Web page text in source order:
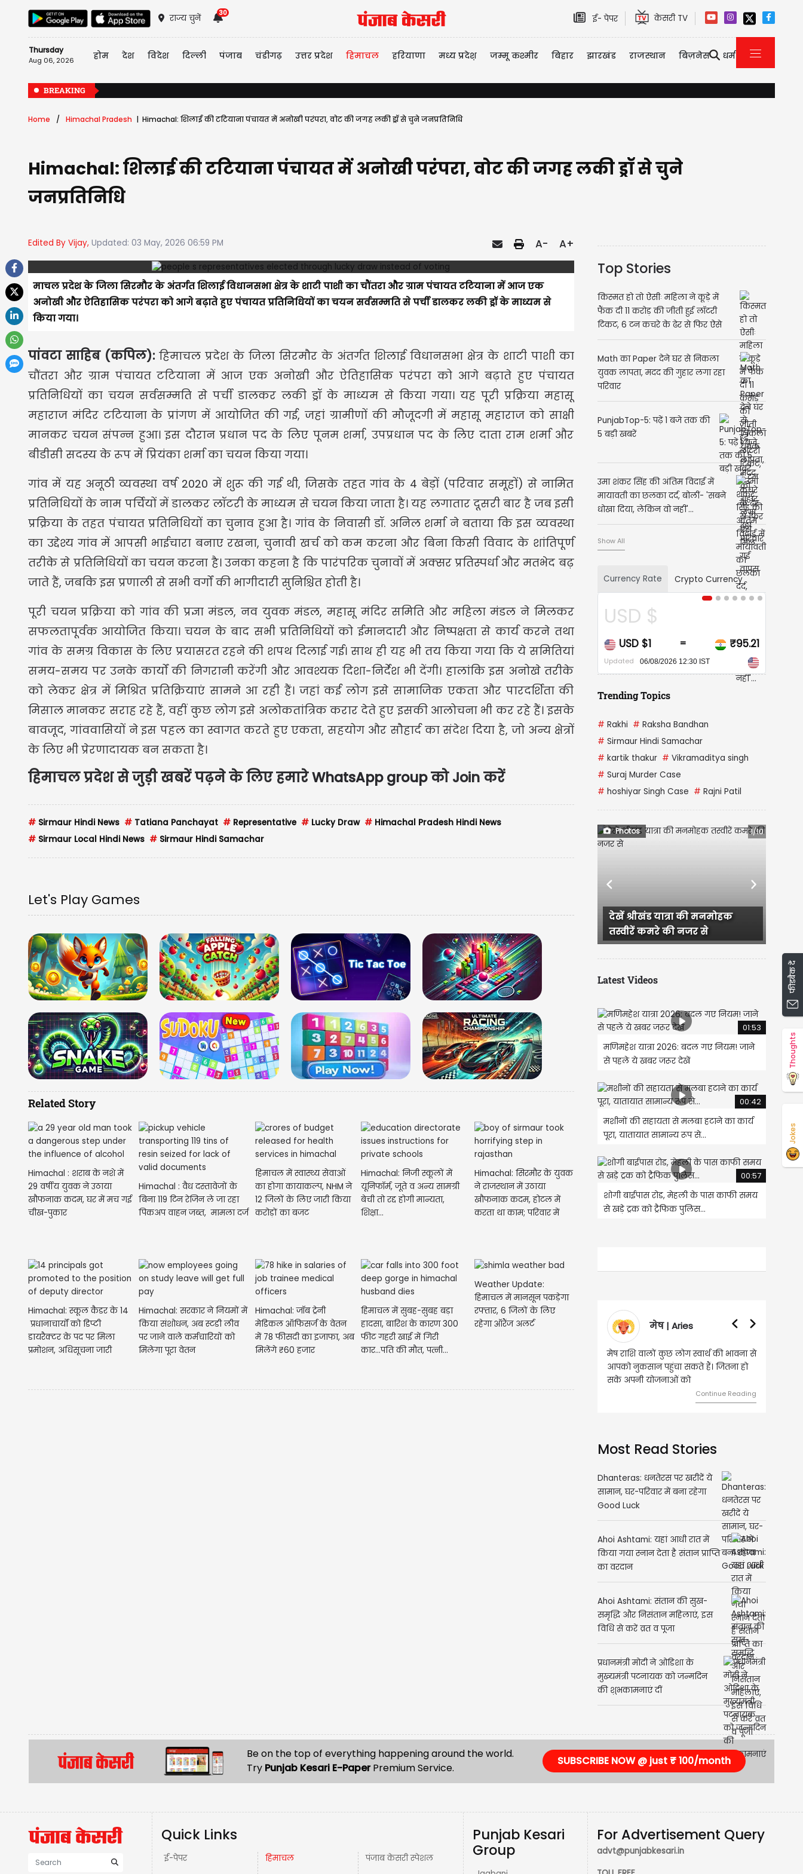
राज्य चुनें
30
ई- पेपर केसरी TV
Thursday
Aug 06, 2026 होम देश विदेश दिल्ली पंजाब चंडीगढ़ उत्तर प्रदेश हिमाचल हरियाणा मध्य प्रदेश़ जम्मू कश्मीर बिहार झारखंड राजस्थान बिज़नेस धर्म
BREAKING
Home Himachal Pradesh Himachal: शिलाई की टटियाना पंचायत में अनोखी परंपरा, वोट की जगह लकी ड्रॉ से चुने जनप्रतिनिधि
Himachal: शिलाई की टटियाना पंचायत में अनोखी परंपरा, वोट की जगह लकी ड्रॉ से चुने
जनप्रतिनिधि
Edited By Vijay, Updated: 03 May, 2026 06:59 PM A- A+
माचल प्रदेश के जिला सिरमौर के अंतर्गत शिलाई विधानसभा क्षेत्र के शाटी पाशी का चौंतरा और ग्राम पंचायत टटियाना में आज एक
अनोखी और ऐतिहासिक परंपरा को आगे बढ़ाते हुए पंचायत प्रतिनिधियों का चयन सर्वसम्मति से पर्ची डालकर लकी ड्रॉ के माध्यम से
किया गया।
पांवटा साहिब (कपिल): हिमाचल प्रदेश के जिला सिरमौर के अंतर्गत शिलाई विधानसभा क्षेत्र के शाटी पाशी का
चौंतरा और ग्राम पंचायत टटियाना में आज एक अनोखी और ऐतिहासिक परंपरा को आगे बढ़ाते हुए पंचायत
प्रतिनिधियों का चयन सर्वसम्मति से पर्ची डालकर लकी ड्रॉ के माध्यम से किया गया। यह पूरी प्रक्रिया महासू
महाराज मंदिर टटियाना के प्रांगण में आयोजित की गई, जहां ग्रामीणों की मौजूदगी में महासू महाराज को साक्षी
मानकर चयन संपन्न हुआ। इस दौरान प्रधान पद के लिए पूनम शर्मा, उपप्रधान पद के लिए दाता राम शर्मा और
बीडीसी सदस्य के रूप में प्रियंका शर्मा का चयन किया गया।
गांव में यह अनूठी व्यवस्था वर्ष 2020 में शुरू की गई थी, जिसके तहत गांव के 4 बेड़ों (परिवार समूहों) से नामित
प्रतिनिधियों के नाम पर्चियों में डालकर लॉटरी के माध्यम से चयन किया जाता है। यह लगातार दूसरी बार है जब इसी
प्रक्रिया के तहत पंचायत प्रतिनिधियों का चुनाव हुआ है। गांव के निवासी डॉ. अनिल शर्मा ने बताया कि इस व्यवस्था
का उद्देश्य गांव में आपसी भाईचारा बनाए रखना, चुनावी खर्च को कम करना और बिना किसी विवाद के शांतिपूर्ण
तरीके से प्रतिनिधियों का चयन करना है। उनका कहना है कि पारंपरिक चुनावों में अक्सर प्रतिस्पर्धा और मतभेद बढ़
जाते हैं, जबकि इस प्रणाली से सभी वर्गों की भागीदारी सुनिश्चित होती है।
पूरी चयन प्रक्रिया को गांव की प्रज्ञा मंडल, नव युवक मंडल, महासू मंदिर समिति और महिला मंडल ने मिलकर
सफलतापूर्वक आयोजित किया। चयन के बाद सभी प्रतिनिधियों को ईमानदारी और निष्पक्षता से कार्य करने तथा
गांव के समग्र विकास के लिए प्रयासरत रहने की शपथ दिलाई गई। साथ ही यह भी तय किया गया कि ये समितियां
समय-समय पर उनके कार्यों की निगरानी करेंगी और आवश्यक दिशा-निर्देश भी देंगी। हालांकि इस अनोखे तरीके
को लेकर क्षेत्र में मिश्रित प्रतिक्रियाएं सामने आ रही हैं। जहां कई लोग इसे सामाजिक एकता और पारदर्शिता की
मिसाल मानकर सराह रहे हैं, वहीं कुछ लोग इसे अलोकतांत्रिक करार देते हुए इसकी आलोचना भी कर रहे हैं। इसके
बावजूद, गांववासियों ने इस पहल का स्वागत करते हुए एकता, सहयोग और सौहार्द का संदेश दिया है, जो अन्य क्षेत्रों
के लिए भी प्रेरणादायक बन सकता है।
हिमाचल प्रदेश से जुड़ी खबरें पढ़ने के लिए हमारेWhatsApp groupको Join करें
# Sirmaur Hindi News # Tatiana Panchayat # Representative # Lucky Draw # Himachal Pradesh Hindi News
# Sirmaur Local Hindi News # Sirmaur Hindi Samachar
Let's Play Games
Related Story
Himachal : शराब के नशे में
29 वर्षीय युवक ने उठाया
खौफनाक कदम, घर में मच गई
चीख-पुकार
Himachal : वैध दस्तावेजों के
बिना 119 टिन रेजिन ले जा रहा
पिकअप वाहन जब्त, मामला दर्ज
हिमाचल में स्वास्थ्य सेवाओं
का होगा कायाकल्प, NHM ने
12 जिलों के लिए जारी किया
करोड़ों का बजट
Himachal: निजी स्कूलों में
यूनिफॉर्म, जूते व अन्य सामग्री
बेची तो रद्द होगी मान्यता,
शिक्षा...
Himachal: सिरमौर के युवक
ने राजस्थान में उठाया
खौफनाक कदम, होटल में
करता था काम; परिवार में
Himachal: स्कूल कैडर के 14
प्रधानाचार्यों को डिप्टी
डायरैक्टर के पद पर मिला
प्रमोशन, अधिसूचना जारी
Himachal: सरकार ने नियमों में
किया संशोधन, अब स्टडी लीव
पर जाने वाले कर्मचारियों को
मिलेगा पूरा वेतन
Himachal: जॉब ट्रेनी
मेडिकल ऑफिसर्ज के वेतन
में 78 फीसदी का इजाफा, अब
मिलेंगे ₹60 हजार
हिमाचल में सुबह-सुबह बड़ा
हादसा, बारिश के कारण 300
फीट गहरी खाई में गिरी
कार...पति की मौत, पत्नी...
Weather Update:
हिमाचल में मानसून पकड़ेगा
रफ्तार, 6 जिलों के लिए
रहेगा ऑरैंज अलर्ट
Top Stories
किस्मत हो तो ऐसीः महिला ने कूड़े में
फैंक दी 11 करोड़ की जीती हुई लॉटरी
टिकट, 6 टन कचरे के ढेर से फिर ऐसे
मिल गई वापस
Math का Paper देने घर से निकला
युवक लापता, मदद की गुहार लगा रहा
परिवार
PunjabTop-5: पढ़ें 1 बजे तक की
5 बड़ी खबरें
उमा शंकर सिंह की अंतिम विदाई में
मायावती का छलका दर्द, बोलीं- 'सबने
धोखा दिया, लेकिन वो नहीं'...
Show All
Currency Rate Crypto Currency
USD $
USD $1 ₹95.21
06/08/2026 12:30 IST
CAD $1 =
Updated 06/08/2026 12:30 IST
Trending Topics
# Rakhi # Raksha Bandhan
# Sirmaur Hindi Samachar
# kartik thakur # Vikramaditya singh
# Suraj Murder Case
# hoshiyar Singh Case # Rajni Patil
Photos 1/10
देखें श्रीखंड यात्रा की मनमोहक
तस्वीरें कमरे की नजर से
अंतर्राष्ट्रीय कुल्लू दशहरा
रंग तस्वीरों के संग
Previous Next
Latest Videos
01:53
मणिमहेश यात्रा 2026: बदल गए नियम! जाने
से पहले ये खबर जरूर देखें
00:42
मशीनों की सहायता से मलबा हटाने का कार्य
पूरा, यातायात सामान्य रूप से...
00:57
शोगी बाईपास रोड, मेहली के पास काफी समय
से खड़े ट्रक को ट्रैफिक पुलिस...
मेष | Aries
मेष राशि वालों कुछ लोग स्वार्थ की भावना से
आपको नुकसान पहुंचा सकते हैं। जितना हो
सके अपनी योजनाओं को
वृषभ | Taurus
वृष राशि वालों आय के स्त्रोत बढ़ने
हुए कार्यों में गति आएगी। युवा वर्ग
को लेकर ज्यादा फोकस रहेंगे।
Most Read Stories
Dhanteras: धनतेरस पर खरीदें ये
सामान, घर-परिवार में बना रहेगा
Good Luck
Ahoi Ashtami: यहां आधी रात में
किया गया स्नान देता है संतान प्राप्ति
का वरदान
Ahoi Ashtami: संतान की सुख-
समृद्धि और निसंतान महिलाएं, इस
विधि से करें व्रत व पूजा
प्रधानमंत्री मोदी ने ओडिशा के
मुख्यमंत्री पटनायक को जन्मदिन
की शुभकामनाएं दीं
Be on the top of everything happening around the world.
Try Punjab Kesari E-PaperPremium Service.
SUBSCRIBE NOW @ just ₹ 100/month
Quick Links
ई-पेपर हिमाचल पंजाब केसरी स्पेशल
Punjab Kesari
Group
For Advertisement Query
advt@punjabkesari.in
फीडबैक दें
Thoughts
Jokes